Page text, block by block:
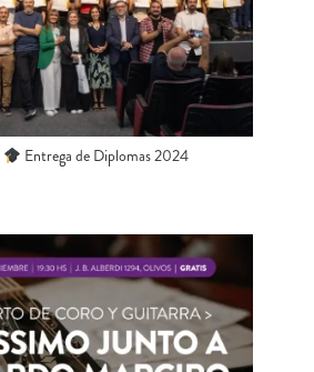
​​ Entrega de Diplomas 2024